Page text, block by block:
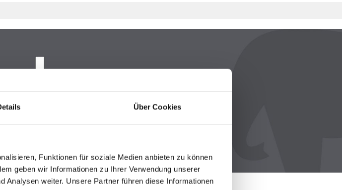
Über Cookies
Funktionen für soziale Medien anbieten zu können
geben wir Informationen zu Ihrer Verwendung unserer
Analysen weiter. Unsere Partner führen diese Informationen